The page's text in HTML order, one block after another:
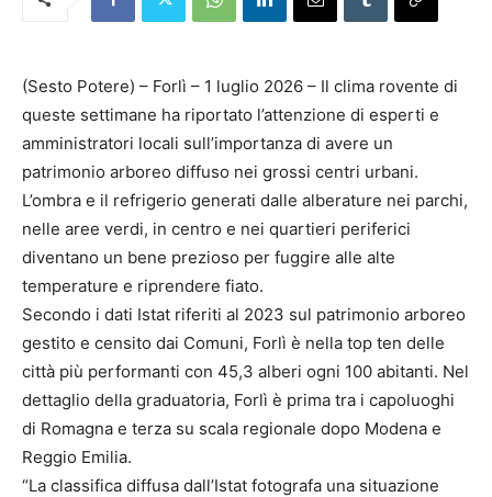
(Sesto Potere) – Forlì – 1 luglio 2026 – Il clima rovente di
queste settimane ha riportato l’attenzione di esperti e
amministratori locali sull’importanza di avere un
patrimonio arboreo diffuso nei grossi centri urbani.
L’ombra e il refrigerio generati dalle alberature nei parchi,
nelle aree verdi, in centro e nei quartieri periferici
diventano un bene prezioso per fuggire alle alte
temperature e riprendere fiato.
Secondo i dati Istat riferiti al 2023 sul patrimonio arboreo
gestito e censito dai Comuni, Forlì è nella top ten delle
città più performanti con 45,3 alberi ogni 100 abitanti. Nel
dettaglio della graduatoria, Forlì è prima tra i capoluoghi
di Romagna e terza su scala regionale dopo Modena e
Reggio Emilia.
“La classifica diffusa dall’Istat fotografa una situazione